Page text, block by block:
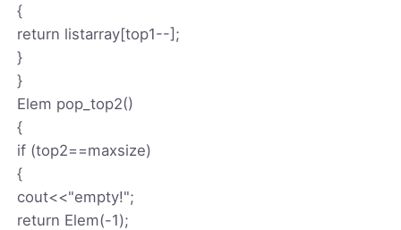
{
return listarray[top1--];
}
}
Elem pop_top2()
{
if (top2==maxsize)
{
cout<<"empty!";
return Elem(-1);